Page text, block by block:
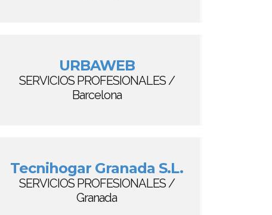
URBAWEB
SERVICIOS PROFESIONALES /
Barcelona
Tecnihogar Granada S.L.
SERVICIOS PROFESIONALES /
Granada